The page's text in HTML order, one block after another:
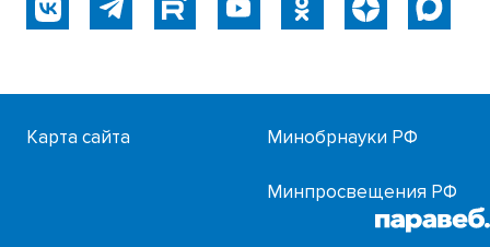
Карта сайта Минобрнауки РФ
Минпросвещения РФ